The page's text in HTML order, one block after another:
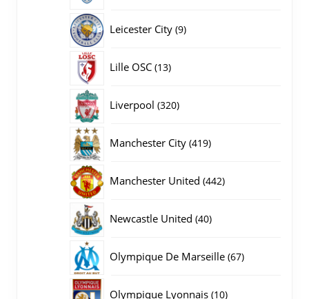
Leicester City 99
Lille OSC 1313
Liverpool 320320
Manchester City 419419
Manchester United 442442
Newcastle United 4040
Olympique De Marseille 6767
Olympique Lyonnais 1010